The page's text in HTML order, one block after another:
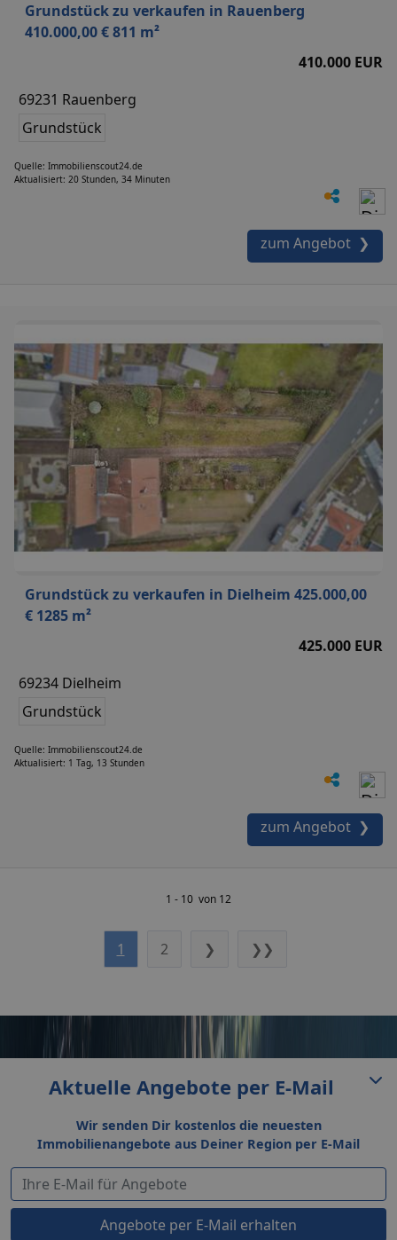
Grundstück zu verkaufen in Rauenberg
410.000,00 € 811 m²
410.000 EUR
69231 Rauenberg
Grundstück
Quelle: Immobilienscout24.de
Aktualisiert: 20 Stunden, 34 Minuten
zum Angebot ❯
Grundstück zu verkaufen in Dielheim 425.000,00
€ 1285 m²
425.000 EUR
69234 Dielheim
Grundstück
Quelle: Immobilienscout24.de
Aktualisiert: 1 Tag, 13 Stunden
zum Angebot ❯
1 - 10 von 12
1 2 ❯ ❯❯
Aktuelle Angebote per E-Mail
Wir senden Dir kostenlos die neuesten
Immobilienangebote aus Deiner Region per E-Mail
Angebote per E-Mail erhalten